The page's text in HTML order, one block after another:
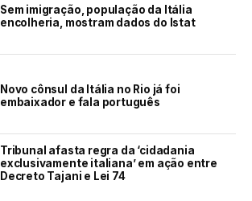
Sem imigração, população da Itália
encolheria, mostram dados do Istat
Novo cônsul da Itália no Rio já foi
embaixador e fala português
Tribunal afasta regra da ‘cidadania
exclusivamente italiana’ em ação entre
Decreto Tajani e Lei 74